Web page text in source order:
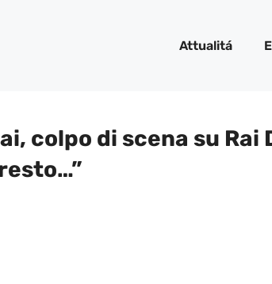
Attualitá
colpo di scena su Rai